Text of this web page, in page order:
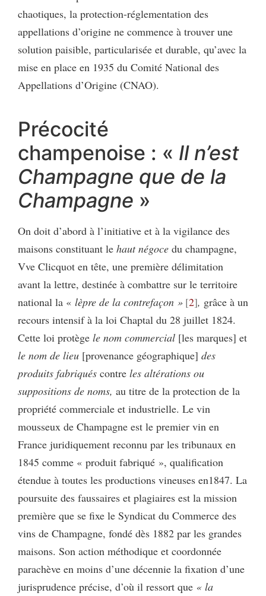
chaotiques, la protection-réglementation des
appellations d’origine ne commence à trouver une
solution paisible, particularisée et durable, qu’avec la
mise en place en 1935 du Comité National des
Appellations d’Origine (CNAO).
Précocité
champenoise : « Il n’est
Champagne que de la
Champagne »
On doit d’abord à l’initiative et à la vigilance des
maisons constituant le haut négoce du champagne,
Vve Clicquot en tête, une première délimitation
avant la lettre, destinée à combattre sur le territoire
national la « lèpre de la contrefaçon » 2 , grâce à un
recours intensif à la loi Chaptal du 28 juillet 1824.
Cette loi protège le nom commercial [les marques] et
le nom de lieu [provenance géographique] des
produits fabriqués contre les altérations ou
suppositions de noms, au titre de la protection de la
propriété commerciale et industrielle. Le vin
mousseux de Champagne est le premier vin en
France juridiquement reconnu par les tribunaux en
1845 comme « produit fabriqué », qualification
étendue à toutes les productions vineuses en1847. La
poursuite des faussaires et plagiaires est la mission
première que se fixe le Syndicat du Commerce des
vins de Champagne, fondé dès 1882 par les grandes
maisons. Son action méthodique et coordonnée
parachève en moins d’une décennie la fixation d’une
jurisprudence précise, d’où il ressort que « la